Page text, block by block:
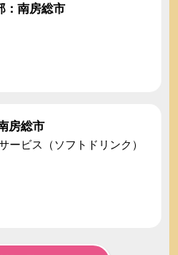
南房総市
房総市
ービス（ソフトドリンク）